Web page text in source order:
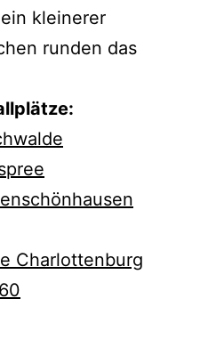
kleinerer
runden das
Charlottenburg